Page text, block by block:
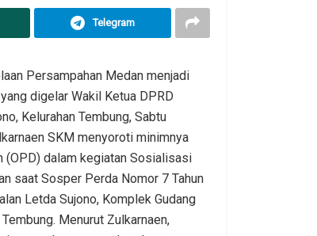
Telegram
Persampahan Medan menjadi
digelar Wakil Ketua DPRD
Kelurahan Tembung, Sabtu
SKM menyoroti minimnya
(OPD) dalam kegiatan Sosialisasi
saat Sosper Perda Nomor 7 Tahun
Letda Sujono, Komplek Gudang
Menurut Zulkarnaen,